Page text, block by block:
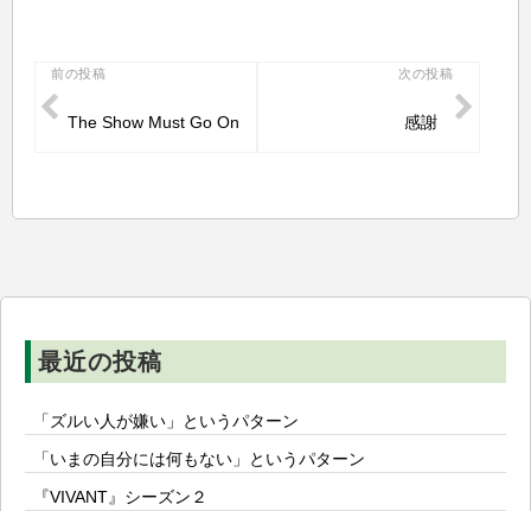
投
稿
ン
前の投稿
The Show Must Go On
次の投稿
感謝
最近の投稿
「ズルい人が嫌い」というパターン
「いまの自分には何もない」というパターン
『VIVANT』シーズン２